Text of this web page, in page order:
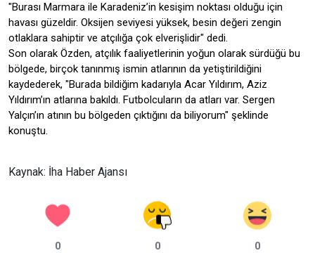
"Burası Marmara ile Karadeniz’in kesişim noktası olduğu için
havası güzeldir. Oksijen seviyesi yüksek, besin değeri zengin
otlaklara sahiptir ve atçılığa çok elverişlidir" dedi.
Son olarak Özden, atçılık faaliyetlerinin yoğun olarak sürdüğü bu
bölgede, birçok tanınmış ismin atlarının da yetiştirildiğini
kaydederek, "Burada bildiğim kadarıyla Acar Yıldırım, Aziz
Yıldırım’ın atlarına bakıldı. Futbolcuların da atları var. Sergen
Yalçın’ın atının bu bölgeden çıktığını da biliyorum" şeklinde
konuştu.
Kaynak: İha Haber Ajansı
0 0 0